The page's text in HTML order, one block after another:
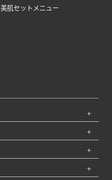
美肌セットメニュー